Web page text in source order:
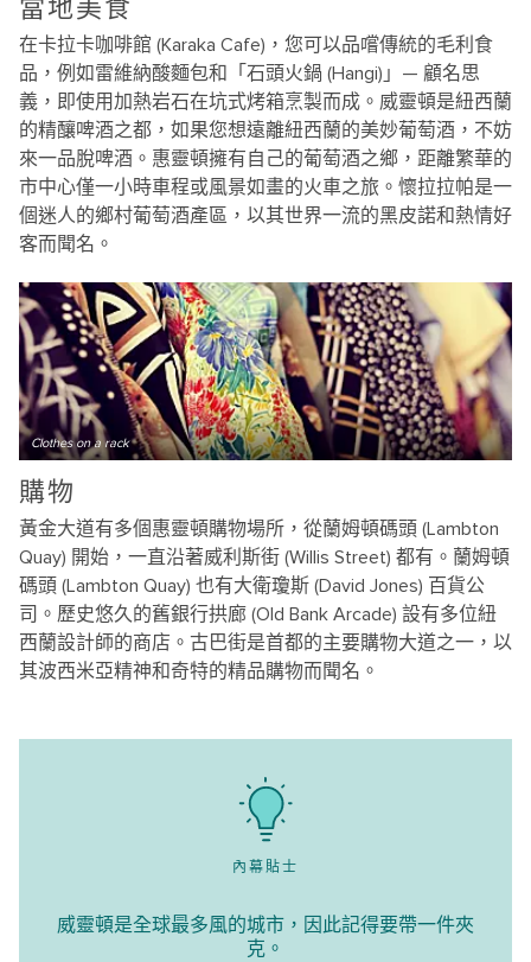
當地美食
在卡拉卡咖啡館 (Karaka Cafe)，您可以品嚐傳統的毛利食
品，例如雷維納酸麵包和「石頭火鍋 (Hangi)」— 顧名思
義，即使用加熱岩石在坑式烤箱烹製而成。威靈頓是紐西蘭
的精釀啤酒之都，如果您想遠離紐西蘭的美妙葡萄酒，不妨
來一品脫啤酒。惠靈頓擁有自己的葡萄酒之鄉，距離繁華的
市中心僅一小時車程或風景如畫的火車之旅。懷拉拉帕是一
個迷人的鄉村葡萄酒產區，以其世界一流的黑皮諾和熱情好
客而聞名。
Clothes on a rack
購物
黃金大道有多個惠靈頓購物場所，從蘭姆頓碼頭 (Lambton
Quay) 開始，一直沿著威利斯街 (Willis Street) 都有。蘭姆頓
碼頭 (Lambton Quay) 也有大衛瓊斯 (David Jones) 百貨公
司。歷史悠久的舊銀行拱廊 (Old Bank Arcade) 設有多位紐
西蘭設計師的商店。古巴街是首都的主要購物大道之一，以
其波西米亞精神和奇特的精品購物而聞名。
內幕貼士
威靈頓是全球最多風的城市，因此記得要帶一件夾
克。